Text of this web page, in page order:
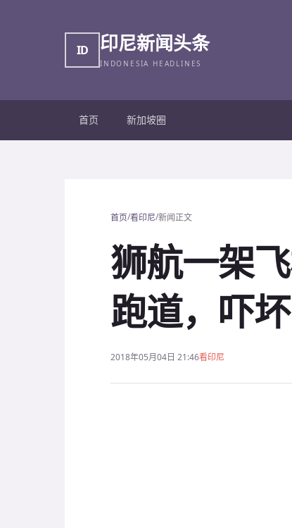
ID 印尼新闻头条
INDONESIA HEADLINES
首页 新加坡圈
首页/看印尼/新闻正文
狮航一架
跑道，吓
2018年05月04日 21:46看印尼